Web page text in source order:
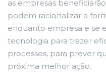
as empresas
podem racionalizar a
enquanto empresa e se
tecnologia para trazer
processos, para prever
próxima melhor ação.